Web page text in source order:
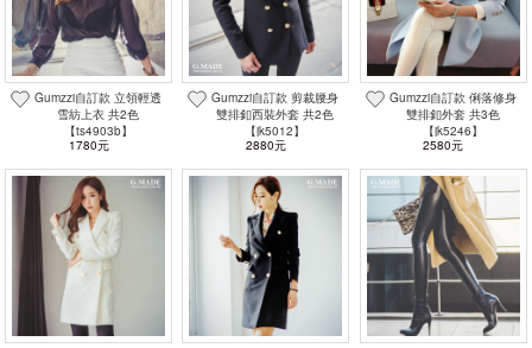
Gumzzi自訂款 立領輕透
雪紡上衣 共2色
【ts4903b】
1780元
Gumzzi自訂款 剪裁腰身
雙排釦西裝外套 共2色
【jk5012】
2880元
Gumzzi自訂款 俐落修身
雙排釦外套 共3色
【jk5246】
2580元